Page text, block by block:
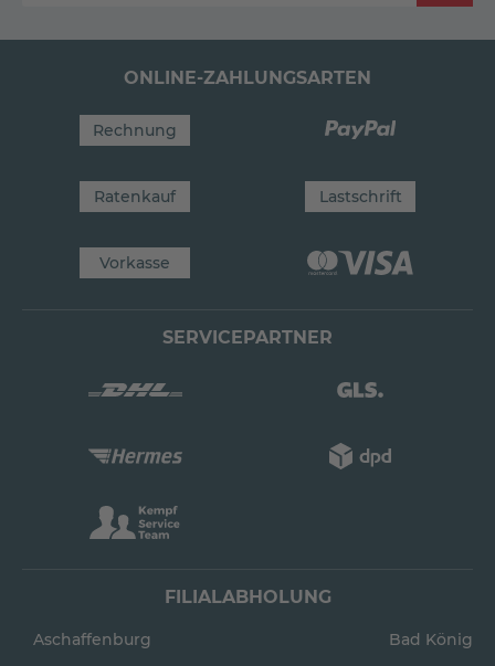
ONLINE-ZAHLUNGSARTEN
Rechnung
Ratenkauf Lastschrift
Vorkasse
SERVICEPARTNER
FILIALABHOLUNG
Aschaffenburg Bad König